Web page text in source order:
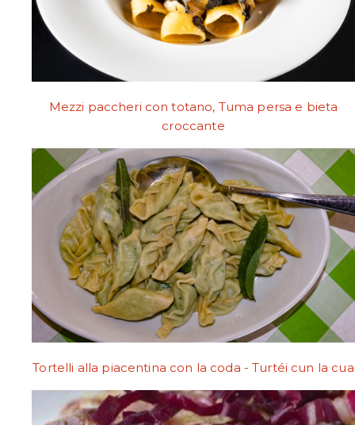
Mezzi paccheri con totano, Tuma persa e bieta
croccante
Tortelli alla piacentina con la coda - Turtéi cun la cua